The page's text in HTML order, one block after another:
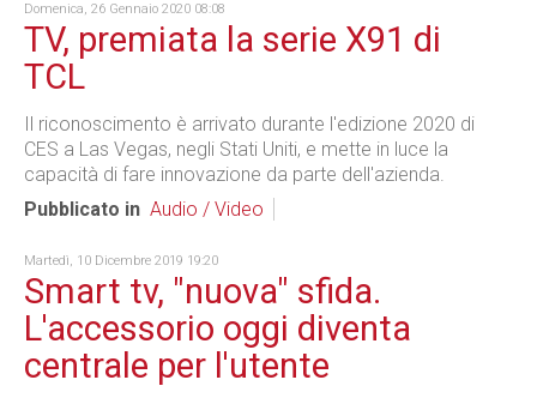
Domenica, 26 Gennaio 2020 08:08
TV, premiata la serie X91 di
TCL
Il riconoscimento è arrivato durante l'edizione 2020 di
CES a Las Vegas, negli Stati Uniti, e mette in luce la
capacità di fare innovazione da parte dell'azienda.
Pubblicato in Audio / Video
Martedì, 10 Dicembre 2019 19:20
Smart tv, "nuova" sfida.
L'accessorio oggi diventa
centrale per l'utente